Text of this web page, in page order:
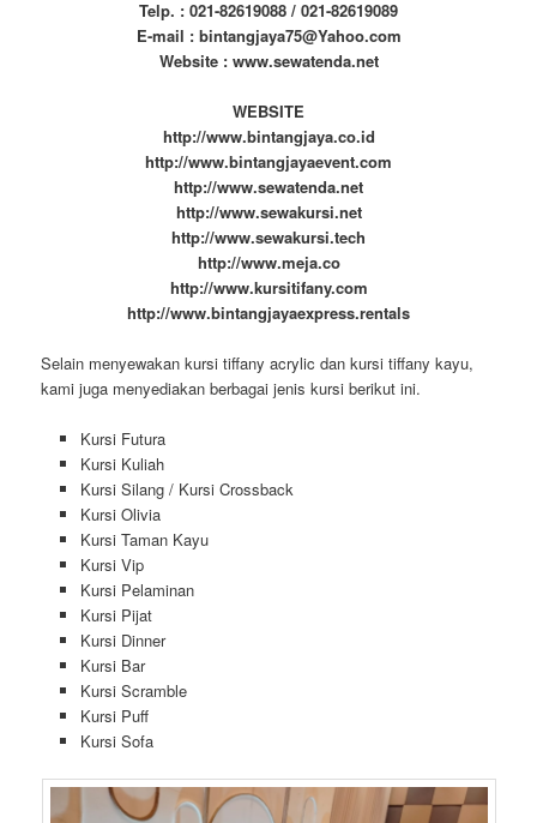
Telp. : 021-82619088 / 021-82619089
E-mail : bintangjaya75@Yahoo.com
Website : www.sewatenda.net
WEBSITE
http://www.bintangjaya.co.id
http://www.bintangjayaevent.com
http://www.sewatenda.net
http://www.sewakursi.net
http://www.sewakursi.tech
http://www.meja.co
http://www.kursitifany.com
http://www.bintangjayaexpress.rentals
Selain menyewakan kursi tiffany acrylic dan kursi tiffany kayu,
kami juga menyediakan berbagai jenis kursi berikut ini.
Kursi Futura
Kursi Kuliah
Kursi Silang / Kursi Crossback
Kursi Olivia
Kursi Taman Kayu
Kursi Vip
Kursi Pelaminan
Kursi Pijat
Kursi Dinner
Kursi Bar
Kursi Scramble
Kursi Puff
Kursi Sofa